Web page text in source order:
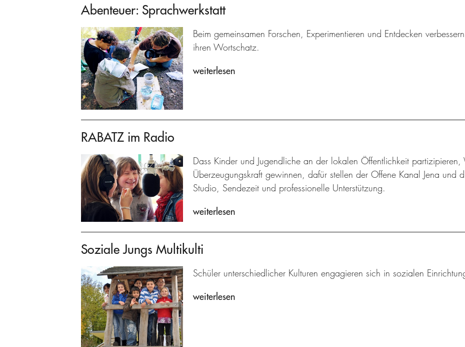
Abenteuer: Sprachwerkstatt
Beim gemeinsamen Forschen, Experimentieren und Entdecken
ihren Wortschatz.
weiterlesen
RABATZ im Radio
Dass Kinder und Jugendliche an der lokalen Öffentlichkeit partizipieren,
Überzeugungskraft gewinnen, dafür stellen der Offene Kanal Jena und
Studio, Sendezeit und professionelle Unterstützung.
weiterlesen
Soziale Jungs Multikulti
Schüler unterschiedlicher Kulturen engagieren sich in sozialen
weiterlesen